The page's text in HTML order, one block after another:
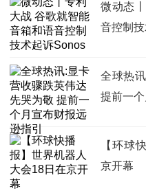
微动态
音控制
全球热
提前一个
【环球
京开幕